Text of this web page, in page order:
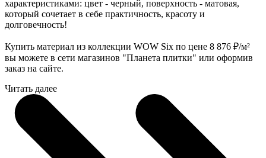
характеристиками: цвет - черный, поверхность - матовая,
который сочетает в себе практичность, красоту и
долговечность!
Купить материал из коллекции WOW Six по цене 8 876 ₽/м²
вы можете в сети магазинов "Планета плитки" или оформив
заказ на сайте.
Читать далее